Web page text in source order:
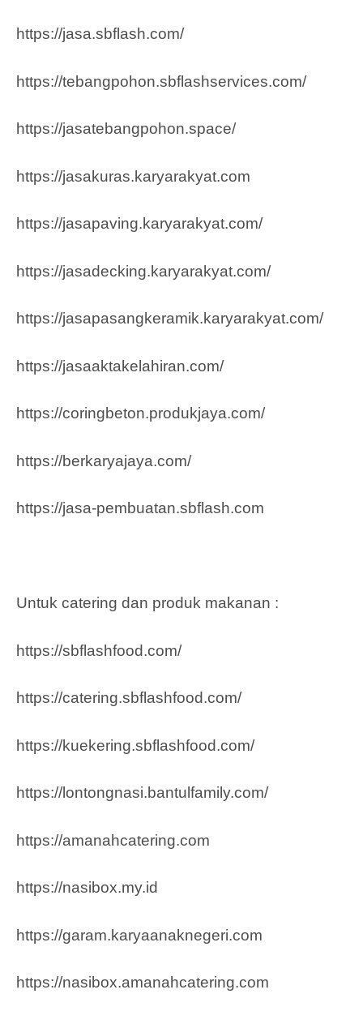
https://jasa.sbflash.com/
https://tebangpohon.sbflashservices.com/
https://jasatebangpohon.space/
https://jasakuras.karyarakyat.com
https://jasapaving.karyarakyat.com/
https://jasadecking.karyarakyat.com/
https://jasapasangkeramik.karyarakyat.com/
https://jasaaktakelahiran.com/
https://coringbeton.produkjaya.com/
https://berkaryajaya.com/
https://jasa-pembuatan.sbflash.com
Untuk catering dan produk makanan :
https://sbflashfood.com/
https://catering.sbflashfood.com/
https://kuekering.sbflashfood.com/
https://lontongnasi.bantulfamily.com/
https://amanahcatering.com
https://nasibox.my.id
https://garam.karyaanaknegeri.com
https://nasibox.amanahcatering.com